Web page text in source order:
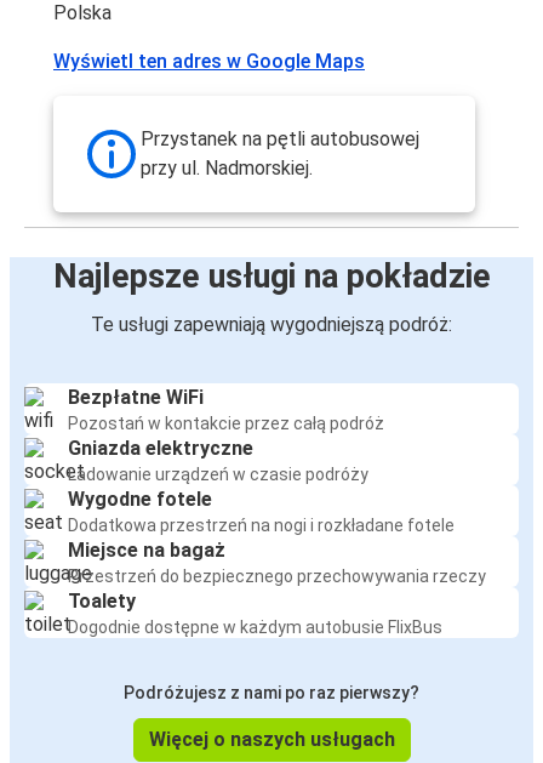
Polska
Wyświetl ten adres w Google Maps
Przystanek na pętli autobusowej
przy ul. Nadmorskiej.
Najlepsze usługi na pokładzie
Te usługi zapewniają wygodniejszą podróż:
Bezpłatne WiFi
Pozostań w kontakcie przez całą podróż
Gniazda elektryczne
Ładowanie urządzeń w czasie podróży
Wygodne fotele
Dodatkowa przestrzeń na nogi i rozkładane fotele
Miejsce na bagaż
Przestrzeń do bezpiecznego przechowywania rzeczy
Toalety
Dogodnie dostępne w każdym autobusie FlixBus
Podróżujesz z nami po raz pierwszy?
Więcej o naszych usługach